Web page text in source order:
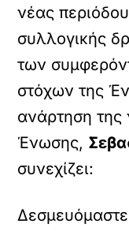
νέας
συλλογικής
των
στόχων της
ανάρτηση της
Ένωσης,
συνεχίζει: